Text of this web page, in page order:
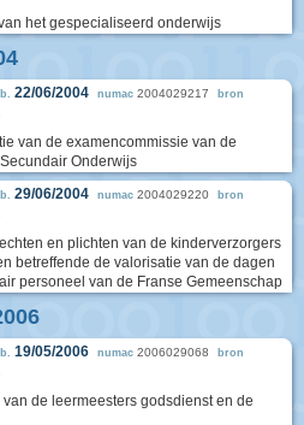
het gespecialiseerd onderwijs
22/06/2004 numac 2004029217 bron
van de examencommissie van de
Onderwijs
29/06/2004 numac 2004029220 bron
en plichten van de kinderverzorgers
betreffende de valorisatie van de dagen
personeel van de Franse Gemeenschap
19/05/2006 numac 2006029068 bron
de leermeesters godsdienst en de